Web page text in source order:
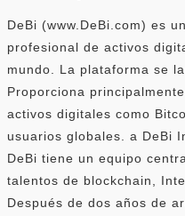
DeBi (www.DeBi.com) es
profesional de activos
mundo. La plataforma se
Proporciona
activos digitales como
usuarios globales. a DeBi
DeBi tiene un equipo
talentos de blockchain,
Después de dos años de